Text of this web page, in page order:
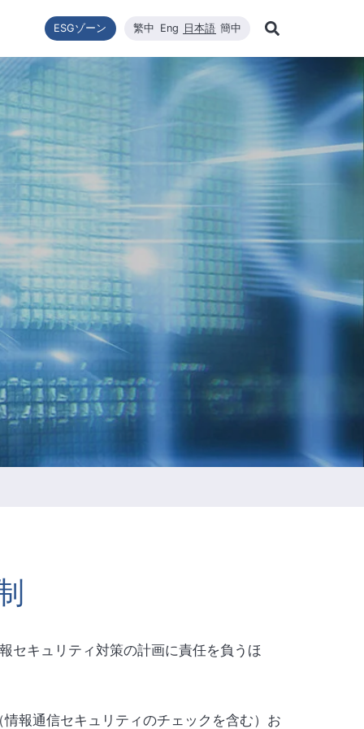
技術エネルギー
コアコンピタンス
材料
CNC精密製造
ハイスペッククリーニング
修
半
換
テム設置
リケーションエン
管理
高効率太陽エネルギーモジュール
WINAICO
ュース一覧
最新ニュース
会社ニュース
主要ニュース
イベント情報
製品・技術
重要ニュース
公益與活動
ジ
財政情報
財務報告
月次売上報告
財政情報
株主総会
利害關係者 品質與環安衛政策
ソフィー
企業の持続可能性
持続可能な政策
公益與活動
環境および安全衛生
環境・健康・安全に関する方針
社会と人権
ジンケンセイサク
サプライヤー管理
ESGの持続報告
ESGゾーン 繁中 Eng 日本語 簡中
Search
Learn
セキュリティ対策の計画に責任を負うほ
報通信セキュリティのチェックを含む）お